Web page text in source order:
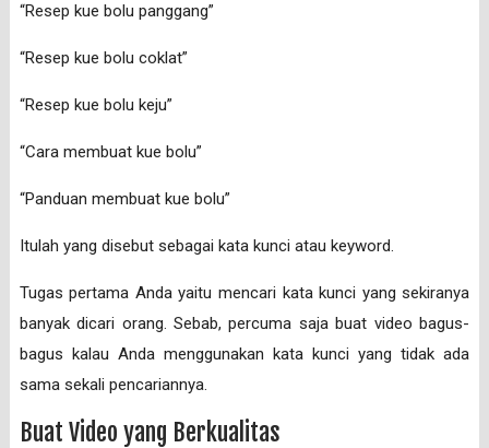
“Resep kue bolu panggang”
“Resep kue bolu coklat”
“Resep kue bolu keju”
“Cara membuat kue bolu”
“Panduan membuat kue bolu”
Itulah yang disebut sebagai kata kunci atau keyword.
Tugas pertama Anda yaitu mencari kata kunci yang sekiranya
banyak dicari orang. Sebab, percuma saja buat video bagus-
bagus kalau Anda menggunakan kata kunci yang tidak ada
sama sekali pencariannya.
Buat Video yang Berkualitas